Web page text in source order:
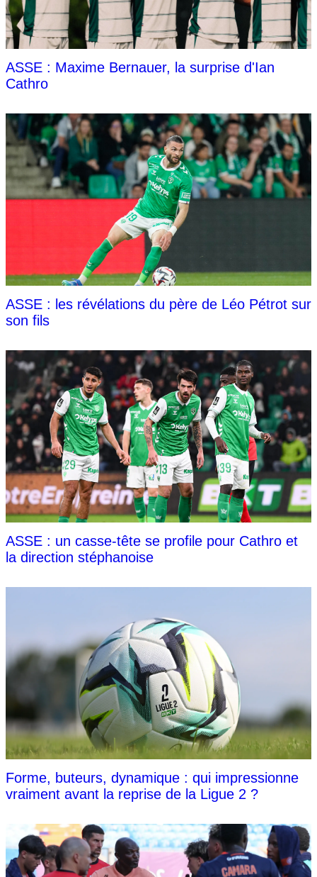
ASSE : Maxime Bernauer, la surprise d'Ian
Cathro
ASSE : les révélations du père de Léo Pétrot sur
son fils
ASSE : un casse-tête se profile pour Cathro et
la direction stéphanoise
Forme, buteurs, dynamique : qui impressionne
vraiment avant la reprise de la Ligue 2 ?